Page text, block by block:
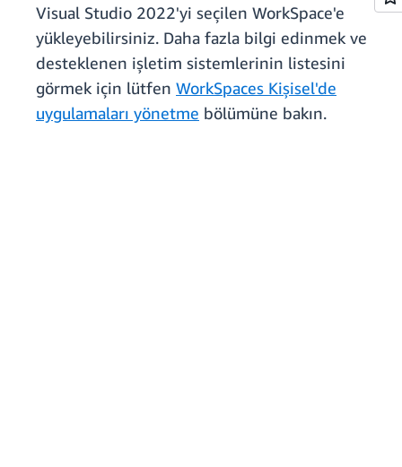
Visual Studio 2022'yi seçilen WorkSpace'e
yükleyebilirsiniz. Daha fazla bilgi edinmek ve
desteklenen işletim sistemlerinin listesini
görmek için lütfen WorkSpaces Kişisel'de
uygulamaları yönetme bölümüne bakın.